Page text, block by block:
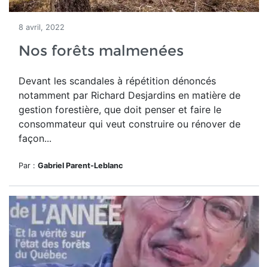
8 avril, 2022
Nos forêts malmenées
Devant les scandales à répétition dénoncés
notamment par Richard Desjardins en matière de
gestion forestière, que doit penser et faire le
consommateur qui veut construire ou rénover de
façon...
Par : Gabriel Parent-Leblanc